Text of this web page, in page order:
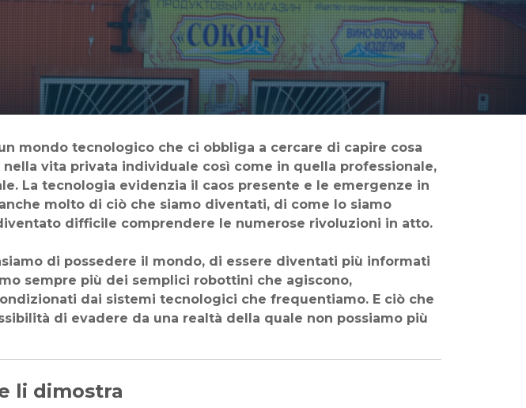
nella vita privata individuale così come in quella professionale,
La tecnologia evidenzia il caos presente e le emergenze in
molto di ciò che siamo diventati, di come lo siamo
difficile comprendere le numerose rivoluzioni in atto.
di possedere il mondo, di essere diventati più informati
sempre più dei semplici robottini che agiscono,
dai sistemi tecnologici che frequentiamo. E ciò che
di evadere da una realtà della quale non possiamo più
li dimostra